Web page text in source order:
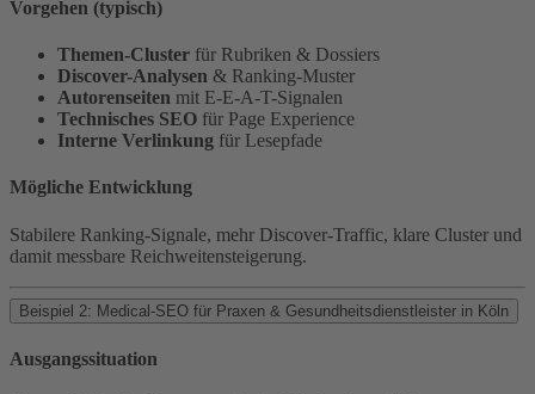
Vorgehen (typisch)
Themen-Cluster für Rubriken & Dossiers
Discover-Analysen & Ranking-Muster
Autorenseiten mit E-E-A-T-Signalen
Technisches SEO für Page Experience
Interne Verlinkung für Lesepfade
Mögliche Entwicklung
Stabilere Ranking-Signale, mehr Discover-Traffic, klare Cluster und
damit messbare Reichweitensteigerung.
Beispiel 2: Medical-SEO für Praxen & Gesundheitsdienstleister in Köln
Ausgangssituation